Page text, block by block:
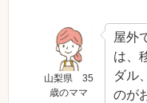
山梨県 35
歳のママ
屋外
は、
ダル
のが